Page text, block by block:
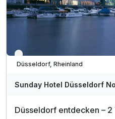
Verfügbar bis Dezember
Düsseldorf, Rheinland
Sunday Hotel Düsseldorf
Düsseldorf entdecken – 2